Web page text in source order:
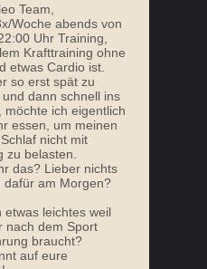
LOW CARB DIÄT?
Team,
Woche abends von
Uhr Training,
Krafttraining ohne
etwas Cardio ist.
so erst spät zu
dann schnell ins
möchte ich eigentlich
essen, um meinen
nicht mit
zu belasten.
das? Lieber nichts
dafür am Morgen?
etwas leichtes weil
nach dem Sport
braucht?
auf eure